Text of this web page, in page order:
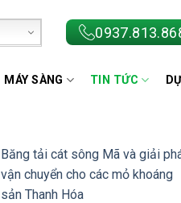
MÁY SÀNG TIN TỨC
Băng tải cát sông Mã và giải
vận chuyển cho các mỏ khoáng
sản Thanh Hóa